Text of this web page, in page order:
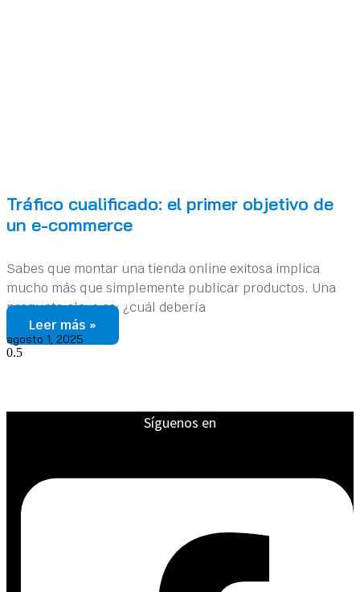
Tráfico cualificado: el primer objetivo de
un e-commerce
Sabes que montar una tienda online exitosa implica
mucho más que simplemente publicar productos. Una
pregunta clave es: ¿cuál debería
Leer más »
agosto 1, 2025
Síguenos en